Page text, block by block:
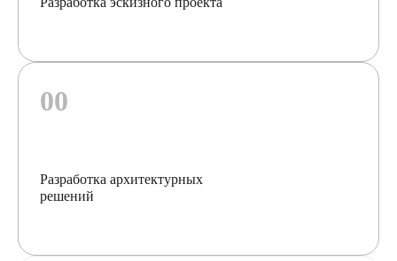
Разработка архитектурных
решений